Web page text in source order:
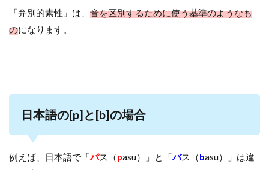
「弁別的素性」は、 音を区別するために使う基準のようなも
のになります。
日本語の[p]と[b]の場合
例えば、日本語で「パス（pasu）」と「バス（basu）」は違